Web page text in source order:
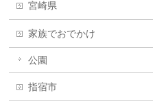
宮崎県
家族でおでかけ
公園
指宿市